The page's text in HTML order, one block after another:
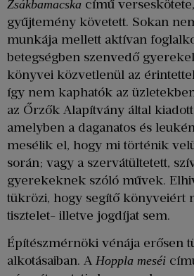
Zsákbamacska című
gyűjtemény követett. Sokan
munkája mellett aktívan
betegségben szenvedő
könyvei közvetlenül az
így nem kaphatók az
az Őrzők Alapítvány által kiadott
amelyben a daganatos és
mesélik el, hogy mi történik
során; vagy a szervátültetett,
gyerekeknek szóló művek.
tükrözi, hogy segítő könyveiért
tisztelet- illetve jogdíjat sem.
Építészmérnöki vénája erősen
alkotásaiban. A Hoppla meséi